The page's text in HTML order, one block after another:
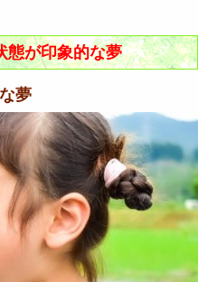
態が印象的な夢
夢